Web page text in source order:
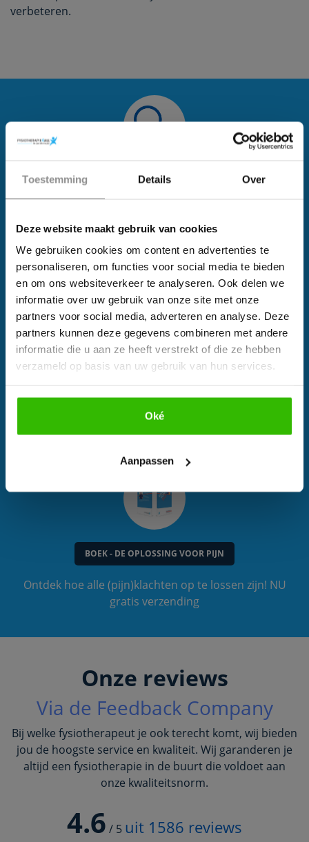
Toestemming Details Over
Deze website maakt gebruik van cookies
We gebruiken cookies om content en advertenties te
personaliseren, om functies voor social media te bieden
en om ons websiteverkeer te analyseren. Ook delen we
informatie over uw gebruik van onze site met onze
partners voor social media, adverteren en analyse. Deze
partners kunnen deze gegevens combineren met andere
informatie die u aan ze heeft verstrekt of die ze hebben
verzameld op basis van uw gebruik van hun services.
Oké
Aanpassen
verbeteren.
ZOEK PRAKTIJK
de buurt.
WOON JE TE VER WEG?
Wij kunnen je op afstand verder helpen om pijnvrij te
worden.
BOEK - DE OPLOSSING VOOR PIJN
Ontdek hoe alle (pijn)klachten op te lossen zijn! NU
gratis verzending
Onze reviews
Via de Feedback Company
Bij welke fysiotherapeut je ook terecht komt, wij bieden
jou de hoogste service en kwaliteit. Wij garanderen je
altijd een fysiotherapie in de buurt die voldoet aan
onze kwaliteitsnorm.
4.6 / 5 uit 1586 reviews
Wil jij ook een pijnvrij leven?
Download hieronder dan gratis ons e-book!
Bekijk e-book